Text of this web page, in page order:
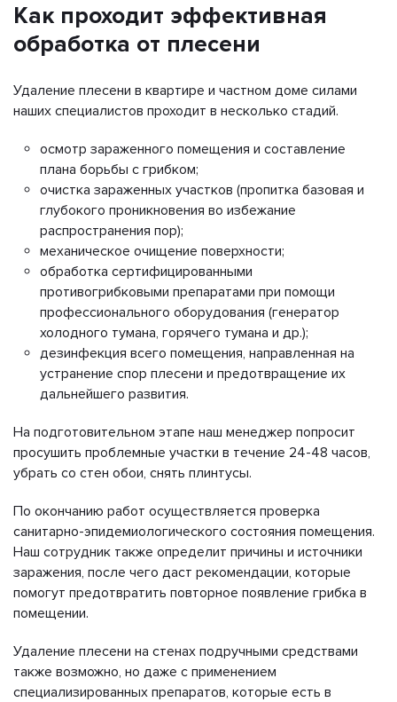
Как проходит эффективная
обработка от плесени
Удаление плесени в квартире и частном доме силами
наших специалистов проходит в несколько стадий.
осмотр зараженного помещения и составление
плана борьбы с грибком;
очистка зараженных участков (пропитка базовая и
глубокого проникновения во избежание
распространения пор);
механическое очищение поверхности;
обработка сертифицированными
противогрибковыми препаратами при помощи
профессионального оборудования (генератор
холодного тумана, горячего тумана и др.);
дезинфекция всего помещения, направленная на
устранение спор плесени и предотвращение их
дальнейшего развития.
На подготовительном этапе наш менеджер попросит
просушить проблемные участки в течение 24-48 часов,
убрать со стен обои, снять плинтусы.
По окончанию работ осуществляется проверка
санитарно-эпидемиологического состояния помещения.
Наш сотрудник также определит причины и источники
заражения, после чего даст рекомендации, которые
помогут предотвратить повторное появление грибка в
помещении.
Удаление плесени на стенах подручными средствами
также возможно, но даже с применением
специализированных препаратов, которые есть в